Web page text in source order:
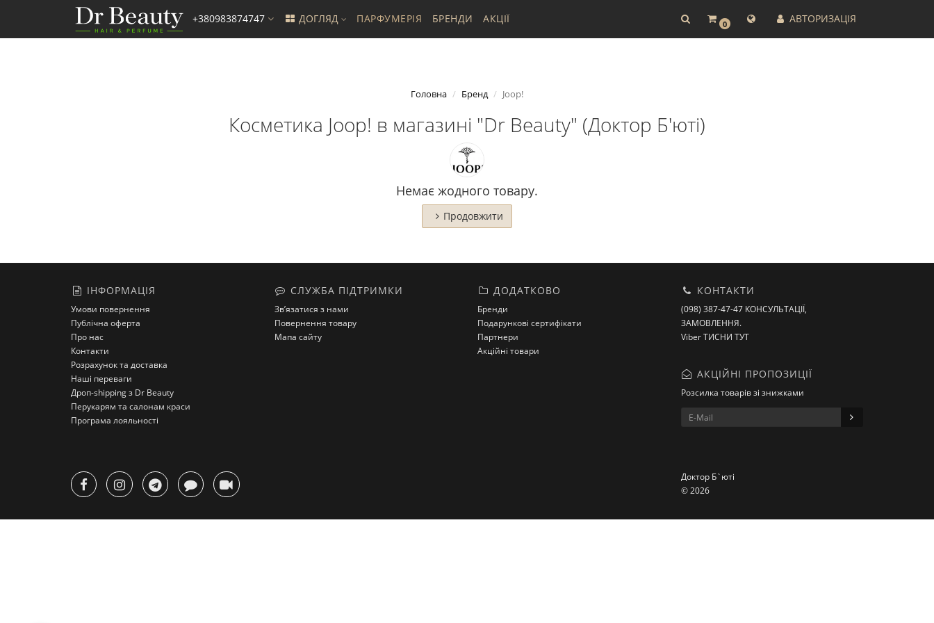
0 АВТОРИЗАЦІЯ
+380983874747 ДОГЛЯД ПАРФУМЕРІЯ БРЕНДИ АКЦІЇ
Головна Бренд Joop!
Косметика Joop! в магазині "Dr Beauty" (Доктор Б'юті)
Немає жодного товару.
Продовжити
ІНФОРМАЦІЯ
Умови повернення
Публічна оферта
Про нас
Контакти
Розрахунок та доставка
Наші переваги
Дроп-shipping з Dr Beauty
Перукарям та салонам краси
Програма лояльності
СЛУЖБА ПІДТРИМКИ
Зв’язатися з нами
Повернення товару
Мапа сайту
ДОДАТКОВО
Бренди
Подарункові сертифікати
Партнери
Акційні товари
КОНТАКТИ
(098) 387-47-47 КОНСУЛЬТАЦІЇ,
ЗАМОВЛЕННЯ.
Viber ТИСНИ ТУТ
АКЦІЙНІ ПРОПОЗИЦІЇ
Розсилка товарів зі знижками
Доктор Б`юті
© 2026